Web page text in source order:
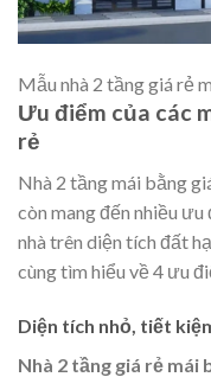
Mẫu nhà 2 tầng giá rẻ
Ưu điểm của các
rẻ
Nhà 2 tầng mái bằng
còn mang đến nhiều
nhà trên diện tích đất
cùng tìm hiểu về 4 ưu
Diện tích nhỏ, tiết
Nhà 2 tầng giá rẻ mái